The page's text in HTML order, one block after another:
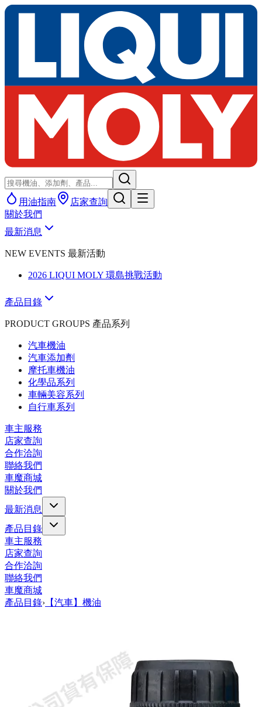
用油指南
店家查詢
關於我們
最新消息
NEW EVENTS 最新活動
2026 LIQUI MOLY 環島挑戰活動
產品目錄
PRODUCT GROUPS 產品系列
汽車機油
汽車添加劑
摩托車機油
化學品系列
車輛美容系列
自行車系列
車主服務
店家查詢
合作洽詢
聯絡我們
車魔商城
關於我們
最新消息
產品目錄
車主服務
店家查詢
合作洽詢
聯絡我們
車魔商城
產品目錄› 【汽車】機油